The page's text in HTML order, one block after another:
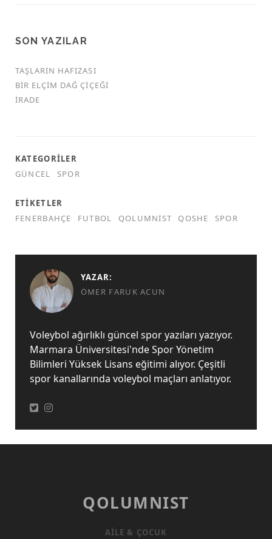
SON YAZILAR
TAŞLARIN HAFIZASI
BIR ELÇIM DAĞ ÇIÇEĞI
İRADE
KATEGORILER
GÜNCEL
SPOR
ETIKETLER
FENERBAHÇE
FUTBOL QOLUMNIST QOSHE SPOR
YAZAR:
ÖMER FARUK ACUN
Voleybol ağırlıklı güncel spor yazıları yazıyor.
Marmara Üniversitesi'nde Spor Yönetim
Bilimleri Yüksek Lisans eğitimi alıyor. Çeşitli
spor kanallarında voleybol maçları anlatıyor.
QOLUMNIST
AILE & ÇOCUK